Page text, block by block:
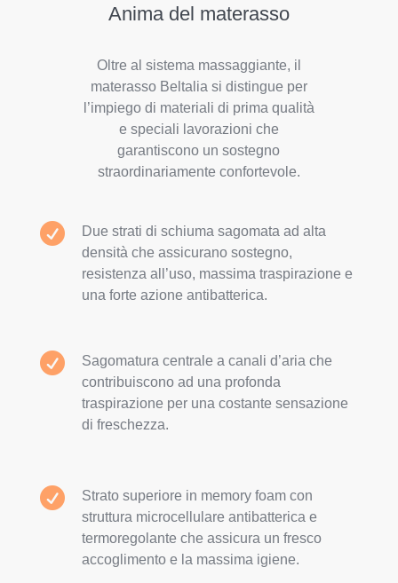
Anima del materasso
Oltre al sistema massaggiante, il
materasso Beltalia si distingue per
l’impiego di materiali di prima qualità
e speciali lavorazioni che
garantiscono un sostegno
straordinariamente confortevole.

Due strati di schiuma sagomata ad alta
densità che assicurano sostegno,
resistenza all’uso, massima traspirazione e
una forte azione antibatterica.

Sagomatura centrale a canali d’aria che
contribuiscono ad una profonda
traspirazione per una costante sensazione
di freschezza.

Strato superiore in memory foam con
struttura microcellulare antibatterica e
termoregolante che assicura un fresco
accoglimento e la massima igiene.